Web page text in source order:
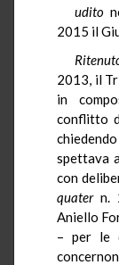
udito
2015 il
2013, il
in
conflitto
spettava
con
quatern.
Aniello
– per le